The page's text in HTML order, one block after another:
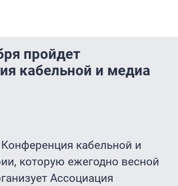
пройдет
кабельной и медиа
кабельной и
которую ежегодно весной
Ассоциация